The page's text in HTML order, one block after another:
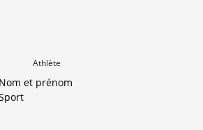
Athlète
Nom et prénom